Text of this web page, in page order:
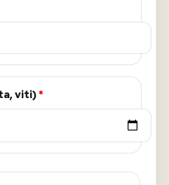
viti)*